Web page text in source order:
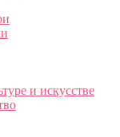
и искусстве